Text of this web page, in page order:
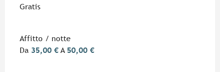
Gratis
Affitto / notte
Da 35,00 € A 50,00 €